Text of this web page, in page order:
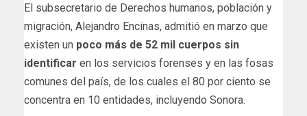
El subsecretario de Derechos humanos, población y
migración, Alejandro Encinas, admitió en marzo que
existen un poco más de 52 mil cuerpos sin
identificar en los servicios forenses y en las fosas
comunes del país, de los cuales el 80 por ciento se
concentra en 10 entidades, incluyendo Sonora.